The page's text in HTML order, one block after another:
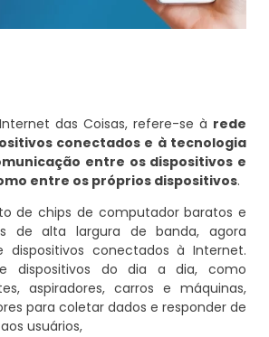
das Coisas, refere-se à rede
conectados e à tecnologia
entre os dispositivos e
entre os próprios dispositivos.
de chips de computador baratos e
de alta largura de banda, agora
dispositivos conectados à Internet.
dispositivos do dia a dia, como
aspiradores, carros e máquinas,
para coletar dados e responder de
usuários,